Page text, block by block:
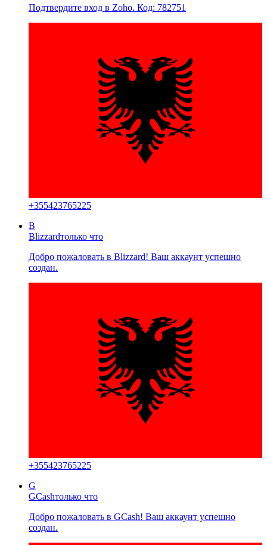
Подтвердите вход в Zoho. Код: 782751
+355423765225
B
Blizzardтолько что
Добро пожаловать в Blizzard! Ваш аккаунт успешно
создан.
+355423765225
G
GCashтолько что
Добро пожаловать в GCash! Ваш аккаунт успешно
создан.